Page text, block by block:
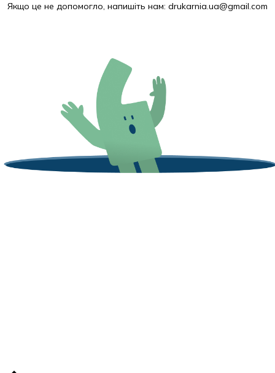
Якщо це не допомогло, напишіть нам: drukarnia.ua@gmail.com